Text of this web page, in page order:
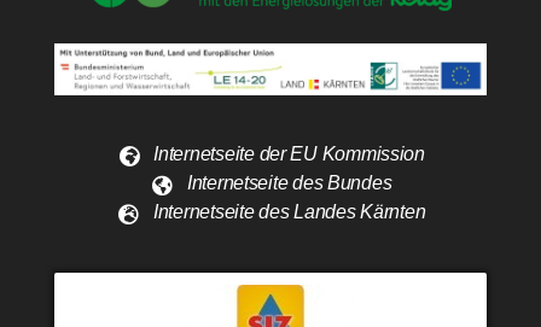
Internetseite der EU Kommission
Internetseite des Bundes
Internetseite des Landes Kärnten